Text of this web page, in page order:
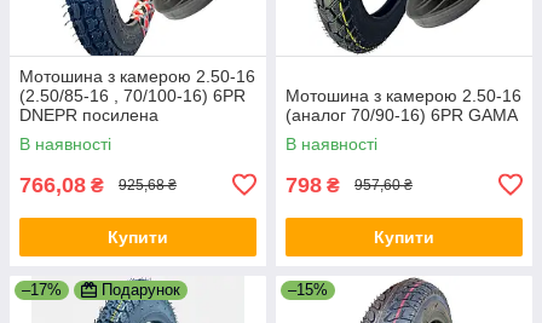
Мотошина з камерою 2.50-16
(2.50/85-16 , 70/100-16) 6PR
DNEPR посилена
В наявності
766,08 ₴ 925,68 ₴
Купити
Мотошина з камерою 2.50-16
(аналог 70/90-16) 6PR GAMA
В наявності
798 ₴ 957,60 ₴
Купити
–17% Подарунок –15%